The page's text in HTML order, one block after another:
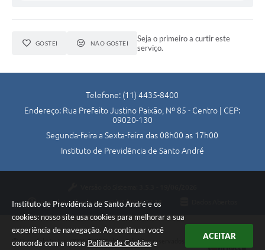
Instituto de Previdência de Santo André e os
cookies: nosso site usa cookies para melhorar a sua
experiência de navegação. Ao continuar você
concorda com a nossa Política de Cookies e
ACEITAR
GOSTEI NÃO GOSTEI
Seja o primeiro a curtir este
serviço.
Telefone: (11) 4435-8400
Endereço: Rua Prefeito Justino Paixão, Nº 85 - Centro | CEP:
09020-130
Segunda-feira a Sexta-feira das 08h00 as 17h00
Instituto de Previdência de Santo André
Portal atualizado em:30/07/2026 12:11
Copyright Instar - 2006-2026. Todos os direitos reservados -